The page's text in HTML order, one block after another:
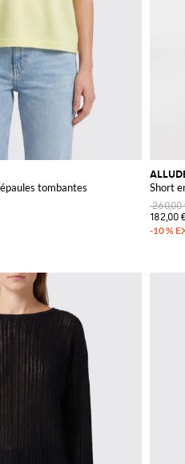
tombantes Short
260,00
182,00